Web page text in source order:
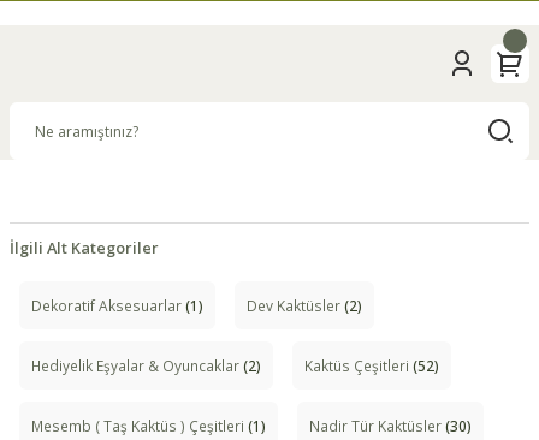
İlgili Alt Kategoriler
Dekoratif Aksesuarlar(1) Dev Kaktüsler(2)
Hediyelik Eşyalar & Oyuncaklar(2) Kaktüs Çeşitleri (52)
Mesemb ( Taş Kaktüs ) Çeşitleri (1) Nadir Tür Kaktüsler(30)